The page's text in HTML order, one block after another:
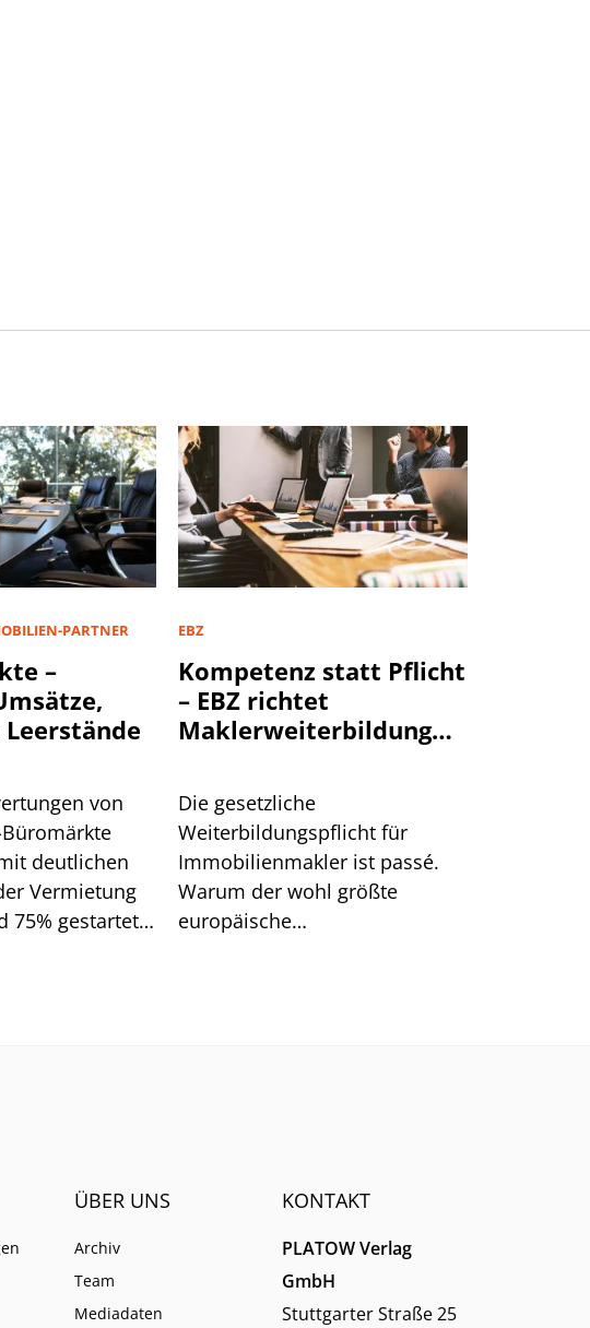
PARTNER
–
von
deutlichen
Vermietung
75% gestartet.
EBZ
Kompetenz statt Pflicht
– EBZ richtet
Maklerweiterbildung
Die gesetzliche
Weiterbildungspflicht für
Immobilienmakler ist passé.
Warum der wohl größte
europäische
ÜBER UNS
Archiv
Team
Mediadaten
KONTAKT
PLATOW Verlag
GmbH
Stuttgarter Straße 25